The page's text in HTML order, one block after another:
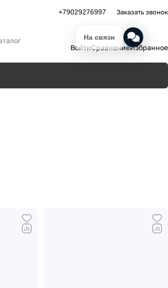
+79029276997 Заказать звонок
ВойтиСравнениеИзбранное
На связи